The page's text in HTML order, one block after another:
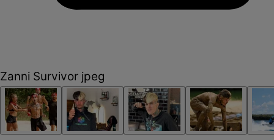
Zanni Survivor jpeg